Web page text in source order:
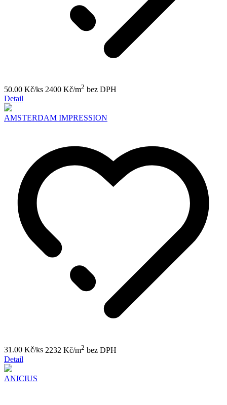
50.00 Kč/ks 2400 Kč/m2 bez DPH
Detail
AMSTERDAM IMPRESSION
31.00 Kč/ks 2232 Kč/m2 bez DPH
Detail
ANICIUS